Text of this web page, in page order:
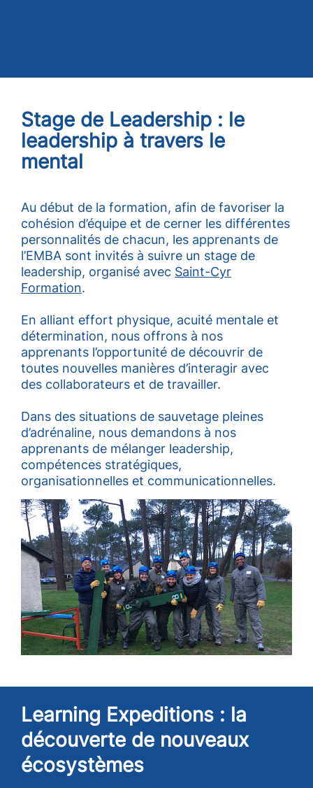
Stage de Leadership : le
leadership à travers le
mental
Au début de la formation, afin de favoriser la
cohésion d’équipe et de cerner les différentes
personnalités de chacun, les apprenants de
l’EMBA sont invités à suivre un stage de
leadership, organisé avec Saint-Cyr
Formation.
En alliant effort physique, acuité mentale et
détermination, nous offrons à nos
apprenants l’opportunité de découvrir de
toutes nouvelles manières d’interagir avec
des collaborateurs et de travailler.
Dans des situations de sauvetage pleines
d’adrénaline, nous demandons à nos
apprenants de mélanger leadership,
compétences stratégiques,
organisationnelles et communicationnelles.
Learning Expeditions : la
découverte de nouveaux
écosystèmes